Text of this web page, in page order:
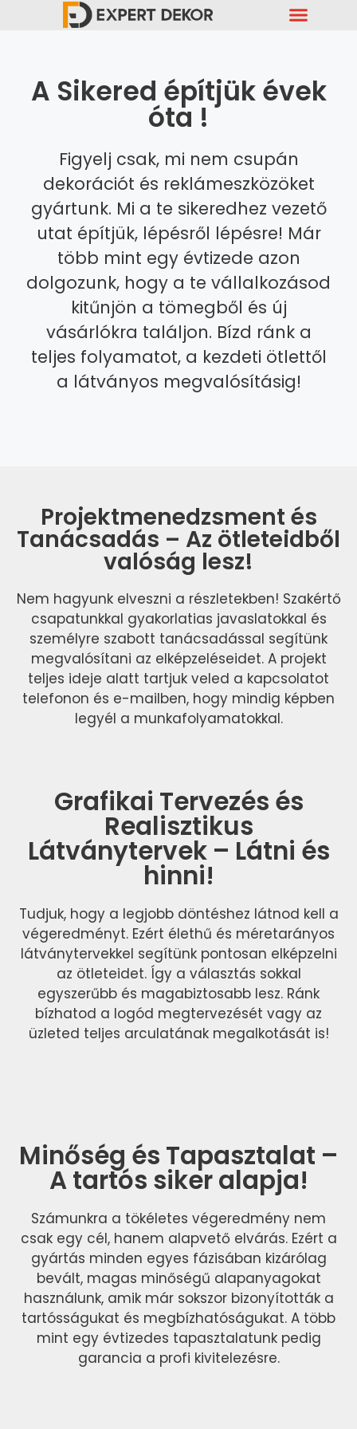
A Sikered építjük évek
óta !
Figyelj csak, mi nem csupán
dekorációt és reklámeszközöket
gyártunk. Mi a te sikeredhez vezető
utat építjük, lépésről lépésre! Már
több mint egy évtizede azon
dolgozunk, hogy a te vállalkozásod
kitűnjön a tömegből és új
vásárlókra találjon. Bízd ránk a
teljes folyamatot, a kezdeti ötlettől
a látványos megvalósításig!
Projektmenedzsment és
Tanácsadás – Az ötleteidből
valóság lesz!
Nem hagyunk elveszni a részletekben! Szakértő
csapatunkkal gyakorlatias javaslatokkal és
személyre szabott tanácsadással segítünk
megvalósítani az elképzeléseidet. A projekt
teljes ideje alatt tartjuk veled a kapcsolatot
telefonon és e-mailben, hogy mindig képben
legyél a munkafolyamatokkal.
Grafikai Tervezés és
Realisztikus
Látványtervek – Látni és
hinni!
Tudjuk, hogy a legjobb döntéshez látnod kell a
végeredményt. Ezért élethű és méretarányos
látványtervekkel segítünk pontosan elképzelni
az ötleteidet. Így a választás sokkal
egyszerűbb és magabiztosabb lesz. Ránk
bízhatod a logód megtervezését vagy az
üzleted teljes arculatának megalkotását is!
Minőség és Tapasztalat –
A tartós siker alapja!
Számunkra a tökéletes végeredmény nem
csak egy cél, hanem alapvető elvárás. Ezért a
gyártás minden egyes fázisában kizárólag
bevált, magas minőségű alapanyagokat
használunk, amik már sokszor bizonyították a
tartósságukat és megbízhatóságukat. A több
mint egy évtizedes tapasztalatunk pedig
garancia a profi kivitelezésre.